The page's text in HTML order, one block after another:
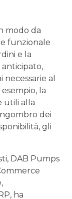
modo da
funzionale
e la
anticipato,
al
la
utili alla
dei
gli
DAB Pumps
ha